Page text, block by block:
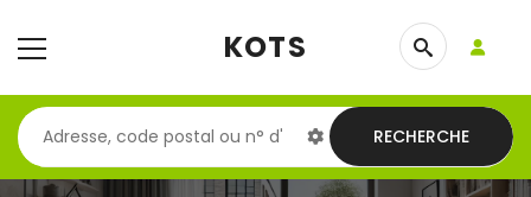
KOTS
RECHERCHE